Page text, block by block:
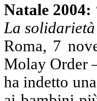
Natale 2004:
La
Roma, 7
Molay Order
ha indetto